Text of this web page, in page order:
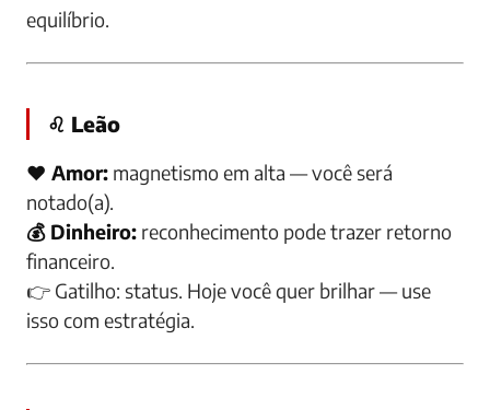
equilíbrio.
♌ Leão
❤️ Amor: magnetismo em alta — você será
notado(a).
💰 Dinheiro: reconhecimento pode trazer retorno
financeiro.
👉 Gatilho: status. Hoje você quer brilhar — use
isso com estratégia.